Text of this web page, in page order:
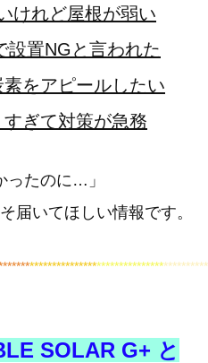
けれど屋根が弱い
設置NGと言われた
をアピールしたい
ぎて対策が急務
ったのに…」
届いてほしい情報です。
******************************
SOLAR G+ と